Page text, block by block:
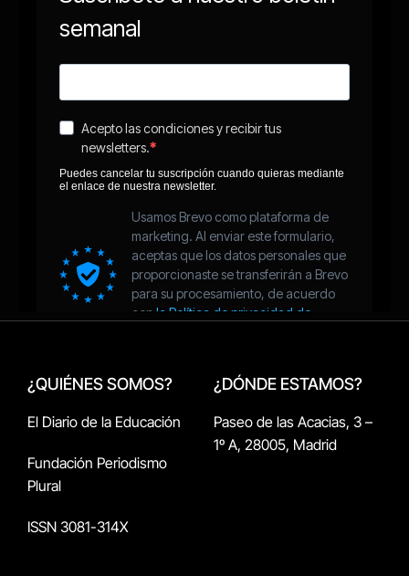
¿QUIÉNES SOMOS?
El Diario de la Educación
Fundación Periodismo
Plural
ISSN 3081-314X
¿DÓNDE ESTAMOS?
Paseo de las Acacias, 3 –
1º A, 28005, Madrid